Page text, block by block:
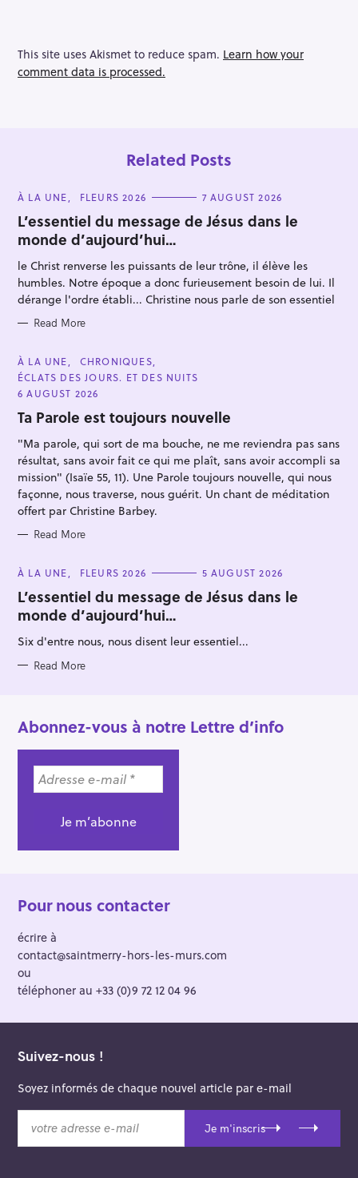
This site uses Akismet to reduce spam. Learn how your
comment data is processed.
Related Posts
C
T
E
G
O
R
I
E
S
À LA UNE FLEURS 2026 7 AUGUST 2026
L’essentiel du message de Jésus dans le
monde d’aujourd’hui…
le Christ renverse les puissants de leur trône, il élève les
humbles. Notre époque a donc furieusement besoin de lui. Il
dérange l'ordre établi... Christine nous parle de son essentiel
Read More
C
A
T
E
G
O
R
E
À LA UNE
CHRONIQUES
ÉCLATS DES JOURS. ET DES NUITS
6 AUGUST 2026
Ta Parole est toujours nouvelle
"Ma parole, qui sort de ma bouche, ne me reviendra pas sans
résultat, sans avoir fait ce qui me plaît, sans avoir accompli sa
mission" (Isaïe 55, 11). Une Parole toujours nouvelle, qui nous
façonne, nous traverse, nous guérit. Un chant de méditation
offert par Christine Barbey.
Read More
C
T
E
G
O
R
I
S
À LA UNE FLEURS 2026 5 AUGUST 2026
L’essentiel du message de Jésus dans le
monde d’aujourd’hui…
Six d'entre nous, nous disent leur essentiel...
Read More
Abonnez-vous à notre Lettre d’info
Pour nous contacter
écrire à
contact@saintmerry-hors-les-murs.com
ou
téléphoner au +33 (0)9 72 12 04 96
Suivez-nous !
Soyez informés de chaque nouvel article par e-mail
t
Je m'inscris